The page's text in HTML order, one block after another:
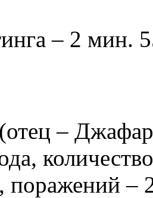
– 2 мин.
(отец –
, к
поражений –